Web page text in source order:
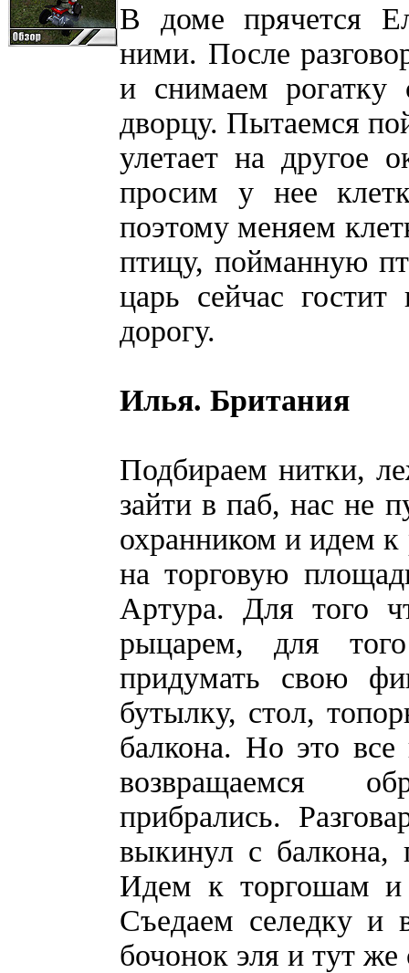
В доме прячется
ними. После
и снимаем
дворцу. Пытаемся
улетает на другое
просим у нее
поэтому меняем
птицу, пойманную
царь сейчас
дорогу.
Илья. Британия
Подбираем нитки,
зайти в паб, нас не
охранником и идем
на торговую
Артура. Для того
рыцарем, для
придумать свою
бутылку, стол,
балкона. Но это
возвращаемся
прибрались.
выкинул с балкона,
Идем к торгошам и
Съедаем селедку и
бочонок эля и тут